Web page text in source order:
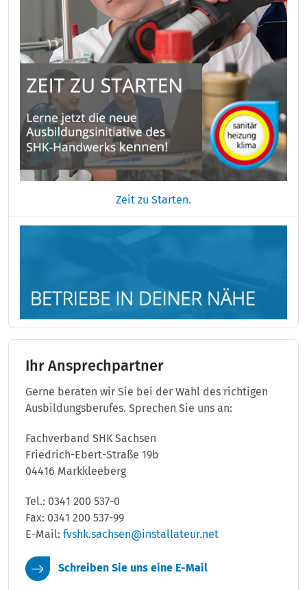
Zeit zu Starten.
Ihr Ansprechpartner
Gerne beraten wir Sie bei der Wahl des richtigen
Ausbildungsberufes. Sprechen Sie uns an:
Fachverband SHK Sachsen
Friedrich-Ebert-Straße 19b
04416 Markkleeberg
Tel.: 0341 200 537-0
Fax: 0341 200 537-99
E-Mail: fvshk.sachsen@installateur.net
Schreiben Sie uns eine E-Mail